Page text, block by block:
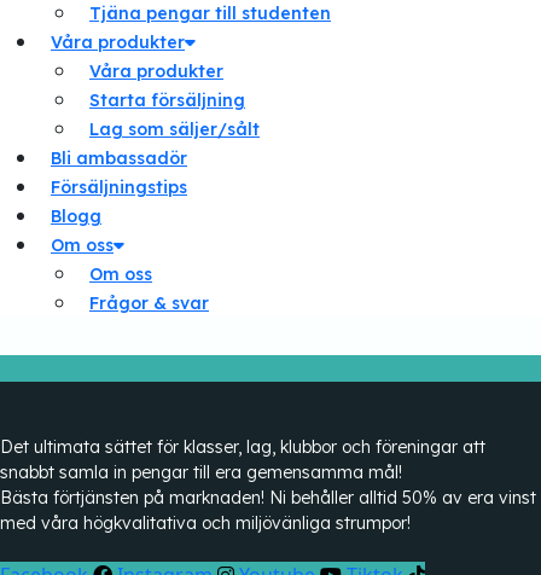
Tjäna pengar till studenten
Våra produkter
Våra produkter
Starta försäljning
Lag som säljer/sålt
Bli ambassadör
Försäljningstips
Blogg
Om oss
Om oss
Frågor & svar
Det ultimata sättet för klasser, lag, klubbor och föreningar att
snabbt samla in pengar till era gemensamma mål!
Bästa förtjänsten på marknaden! Ni behåller alltid 50% av era vinst
med våra högkvalitativa och miljövänliga strumpor!